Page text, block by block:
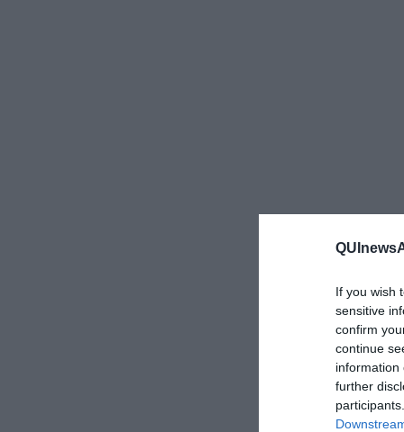
If you wish
sensitive
confirm
continue
information
further